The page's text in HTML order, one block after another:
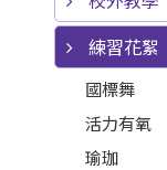
練習花絮
國標舞
活力有氧
瑜珈